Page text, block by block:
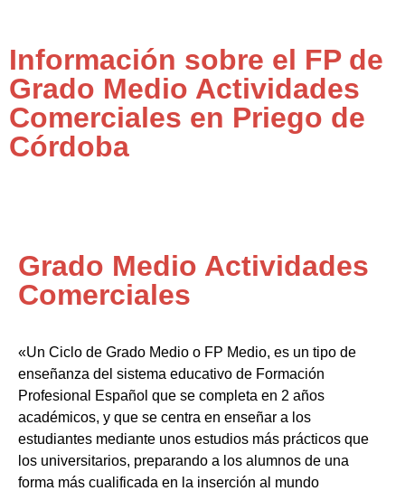
Información sobre el FP de
Grado Medio Actividades
Comerciales en Priego de
Córdoba
Grado Medio Actividades
Comerciales
«Un Ciclo de Grado Medio o FP Medio, es un tipo de
enseñanza del sistema educativo de Formación
Profesional Español que se completa en 2 años
académicos, y que se centra en enseñar a los
estudiantes mediante unos estudios más prácticos que
los universitarios, preparando a los alumnos de una
forma más cualificada en la inserción al mundo